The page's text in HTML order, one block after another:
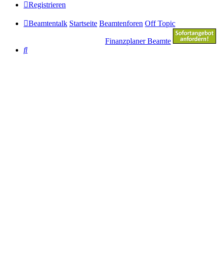
Registrieren
Beamtentalk Startseite Beamtenforen Off Topic
Finanzplaner Beamte
Suche